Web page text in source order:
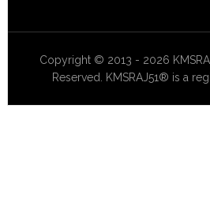
Copyright © 2013 - 2026
Reserved. KMSRAJ51® is a